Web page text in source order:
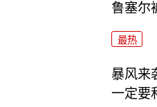
鲁塞尔
最热
暴风来
一定要